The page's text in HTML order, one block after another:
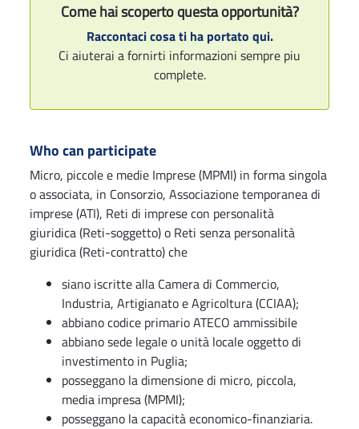
Come hai scoperto questa opportunità?
Raccontaci cosa ti ha portato qui.
Ci aiuterai a fornirti informazioni sempre piu
complete.
Who can participate
Micro, piccole e medie Imprese (MPMI) in forma singola
o associata, in Consorzio, Associazione temporanea di
imprese (ATI), Reti di imprese con personalità
giuridica (Reti-soggetto) o Reti senza personalità
giuridica (Reti-contratto) che
siano iscritte alla Camera di Commercio,
Industria, Artigianato e Agricoltura (CCIAA);
abbiano codice primario ATECO ammissibile
abbiano sede legale o unità locale oggetto di
investimento in Puglia;
posseggano la dimensione di micro, piccola,
media impresa (MPMI);
posseggano la capacità economico-finanziaria.